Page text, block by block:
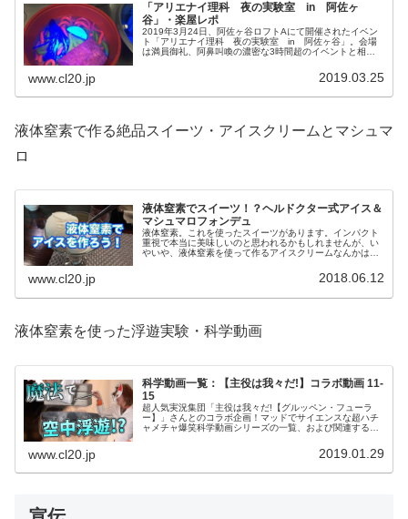
「アリエナイ理科 夜の実験室 in 阿佐ヶ
谷」・楽屋レポ
2019年3月24日、阿佐ヶ谷ロフトAにて開催されたイベン
ト「アリエナイ理科 夜の実験室 in 阿佐ヶ谷」。会場
は満員御礼、阿鼻叫喚の濃密な3時間超のイベントと相成
www.cl20.jp 2019.03.25
液体窒素で作る絶品スイーツ・アイスクリームとマシュマ
ロ
液体窒素でスイーツ！？ヘルドクター式アイス＆
マシュマロフォンデュ
液体窒素。これを使ったスイーツがあります。インパクト
重視で本当に美味しいのと思われるかもしれませんが、い
やいや、液体窒素を使って作るアイスクリームなんかは、
www.cl20.jp 2018.06.12
液体窒素を使った浮遊実験・科学動画
科学動画一覧：【主役は我々だ!】コラボ動画 11-
15
超人気実況集団「主役は我々だ!【グルッペン・フューラ
ー】」さんとのコラボ企画！マッドでサイエンスな超ハチ
ャメチャ爆笑科学動画シリーズの一覧、および関連するポ
www.cl20.jp 2019.01.29